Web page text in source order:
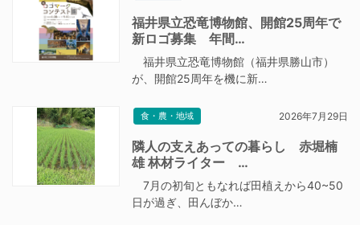
福井県立恐竜博物館、開館25周年で
新ロゴ募集 年間…
福井県立恐竜博物館（福井県勝山市）
が、開館25周年を機に新…
食・農・地域 2026年7月29日
隣人の支えあっての暮らし 赤堀楠
雄 林材ライター …
7月の初旬ともなれば田植えから40~50
日が過ぎ、田んぼか…